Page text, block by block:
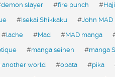
demon slayer #fire punch #
#Isekai Shikkaku #John MAD
#lache #Mad #MAD manga
#manga seinen #manga
another world #obata #pika